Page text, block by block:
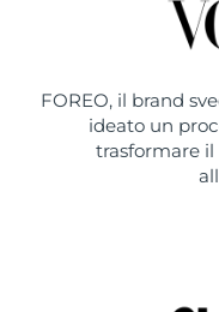
FOREO, il brand
ideato un
trasformare il